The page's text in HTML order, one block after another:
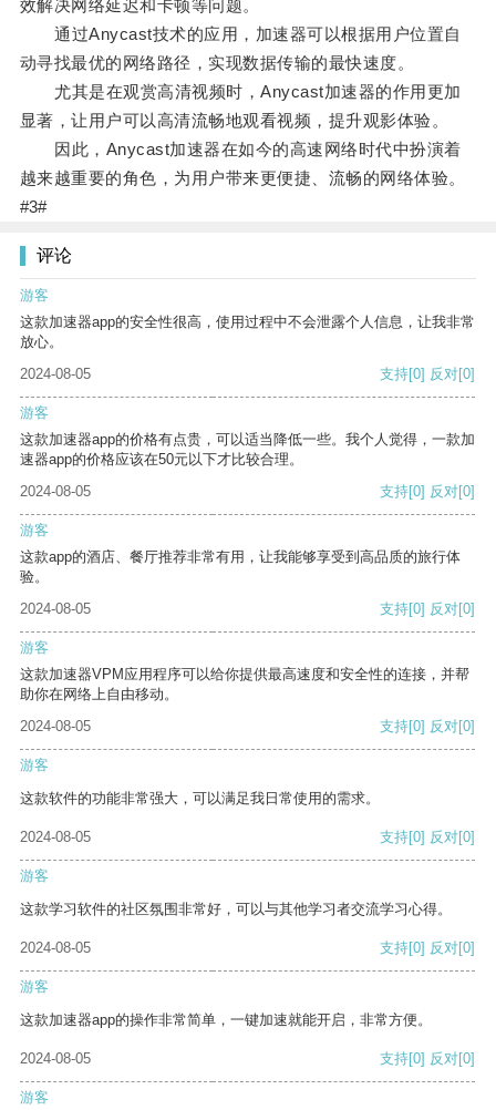
效解决网络延迟和卡顿等问题。
通过Anycast技术的应用，加速器可以根据用户位置自
动寻找最优的网络路径，实现数据传输的最快速度。
尤其是在观赏高清视频时，Anycast加速器的作用更加
显著，让用户可以高清流畅地观看视频，提升观影体验。
因此，Anycast加速器在如今的高速网络时代中扮演着
越来越重要的角色，为用户带来更便捷、流畅的网络体验。
#3#
评论
游客
这款加速器app的安全性很高，使用过程中不会泄露个人信息，让我非常
放心。
2024-08-05
支持[0] 反对[0]
游客
这款加速器app的价格有点贵，可以适当降低一些。我个人觉得，一款加
速器app的价格应该在50元以下才比较合理。
2024-08-05
支持[0] 反对[0]
游客
这款app的酒店、餐厅推荐非常有用，让我能够享受到高品质的旅行体
验。
2024-08-05
支持[0] 反对[0]
游客
这款加速器VPM应用程序可以给你提供最高速度和安全性的连接，并帮
助你在网络上自由移动。
2024-08-05
支持[0] 反对[0]
游客
这款软件的功能非常强大，可以满足我日常使用的需求。
2024-08-05 支持[0] 反对[0]
游客
这款学习软件的社区氛围非常好，可以与其他学习者交流学习心得。
2024-08-05 支持[0] 反对[0]
游客
这款加速器app的操作非常简单，一键加速就能开启，非常方便。
2024-08-05 支持[0] 反对[0]
游客